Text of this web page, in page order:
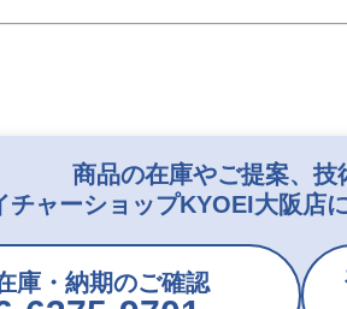
商品の在庫やご提案、技
チャーショップKYOEI大阪店
庫・納期のご確認